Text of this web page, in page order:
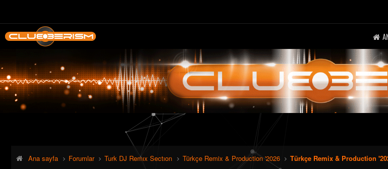
Ana sayfa Forumlar Turk DJ Remıx Sectıon Türkçe Remix & Production '2026 Türkçe Remix & Production